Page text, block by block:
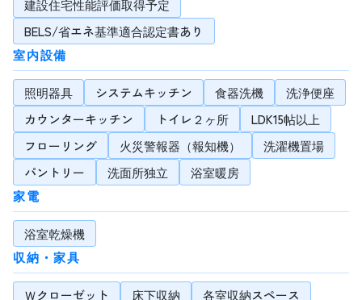
建設住宅性能評価取得予定
BELS/省エネ基準適合認定書あり
室内設備
照明器具 システムキッチン 食器洗機
洗浄便座
カウンターキッチン
トイレ２ヶ所
LDK15帖以上
フローリング
火災警報器（報知機）
洗濯機置場
パントリー
洗面所独立
浴室暖房
家電
浴室乾燥機
収納・家具
Ｗクローゼット 床下収納
各室収納スペース